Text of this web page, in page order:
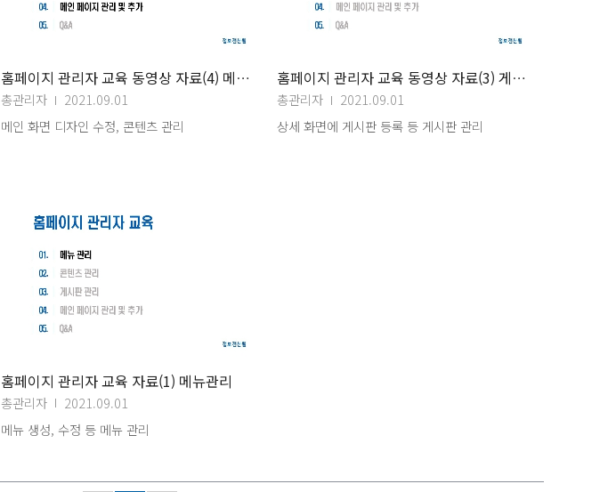
홈페이지 관리자 교육 동영상 자료(4) 메인페이지관리
총관리자
2021.09.01
메인 화면 디자인 수정, 콘텐츠 관리
홈페이지 관리자 교육 동영상 자료(3) 게시판관리
총관리자
2021.09.01
상세 화면에 게시판 등록 등 게시판 관리
홈페이지 관리자 교육 자료(1) 메뉴관리
총관리자
2021.09.01
메뉴 생성, 수정 등 메뉴 관리